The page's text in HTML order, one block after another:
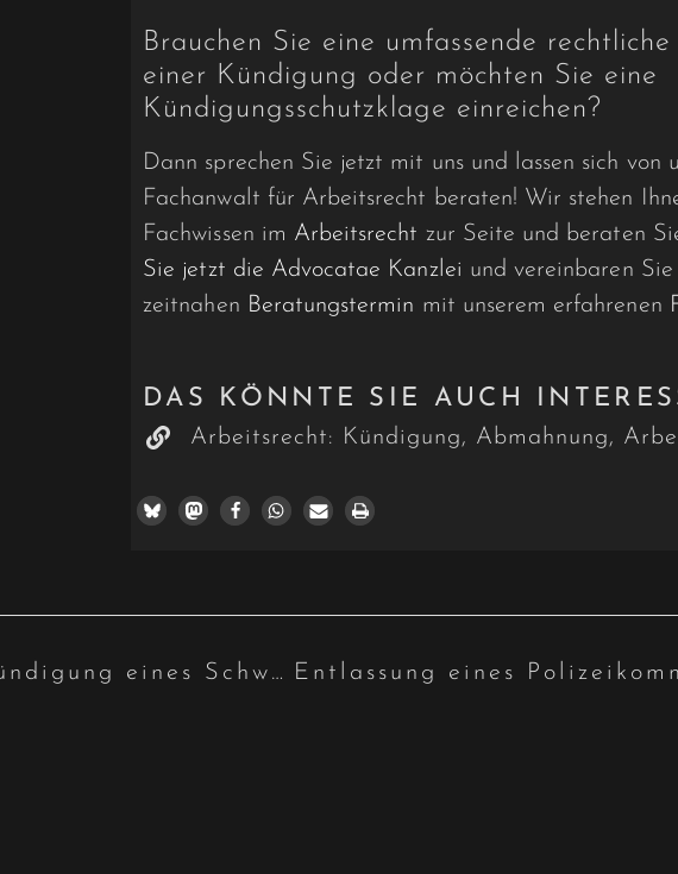
Brauchen Sie eine umfassende
einer Kündigung oder möchten Sie eine
Kündigungsschutzklage einreichen?
Dann sprechen Sie jetzt mit uns und lassen sich von
Fachanwalt für Arbeitsrecht beraten! Wir stehen
Fachwissen im Arbeitsrecht zur Seite und beraten
Sie jetzt die Advocatae Kanzlei und vereinbaren Sie
zeitnahen Beratungstermin mit unserem erfahrenen
DAS KÖNNTE SIE AUCH
Arbeitsrecht: Kündigung, Abmahnung,
Diskriminierungsverbot: Kündigung eines Schwerbehinderten in der Wartezeit